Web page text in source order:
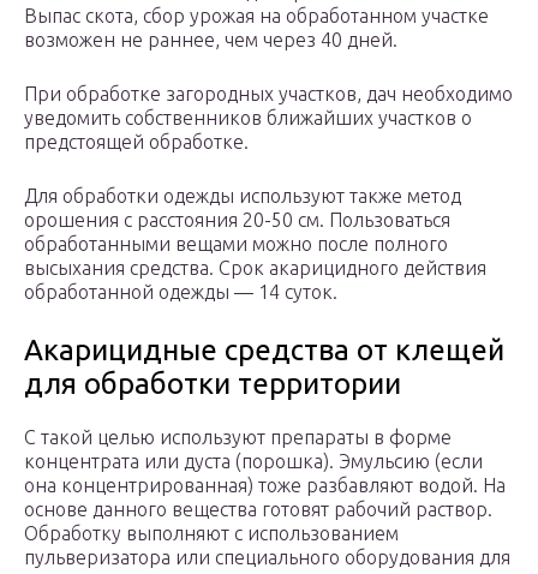
Выпас скота, сбор урожая на обработанном участке
возможен не раннее, чем через 40 дней.
При обработке загородных участков, дач необходимо
уведомить собственников ближайших участков о
предстоящей обработке.
Для обработки одежды используют также метод
орошения с расстояния 20-50 см. Пользоваться
обработанными вещами можно после полного
высыхания средства. Срок акарицидного действия
обработанной одежды — 14 суток.
Акарицидные средства от клещей
для обработки территории
С такой целью используют препараты в форме
концентрата или дуста (порошка). Эмульсию (если
она концентрированная) тоже разбавляют водой. На
основе данного вещества готовят рабочий раствор.
Обработку выполняют с использованием
пульверизатора или специального оборудования для